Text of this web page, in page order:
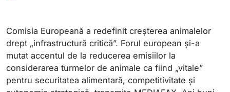
Comisia Europeană a redefinit creșterea animalelor
drept „infrastructură critică”. Forul european și-a
mutat accentul de la reducerea emisiilor la
considerarea turmelor de animale ca fiind „vitale”
pentru securitatea alimentară, competitivitate și